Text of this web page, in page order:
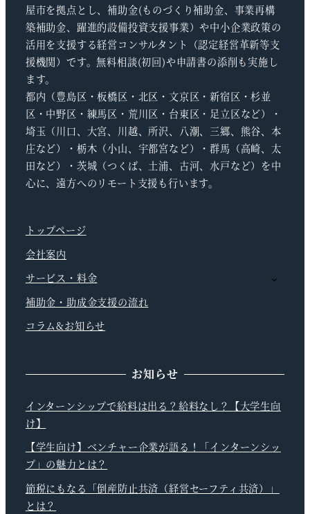
屋市を拠点とし、補助金(ものづくり補助金、事業再構
築補助金、躍進的設備投資支援事業）や中小企業政策の
活用を支援する経営コンサルタント（認定経営革新等支
援機関）です。無料相談(初回)や申請書の添削も実施し
ます。
都内（豊島区・板橋区・北区・文京区・新宿区・杉並
区・中野区・練馬区・荒川区・台東区・足立区など）・
埼玉（川口、大宮、川越、所沢、八潮、三郷、熊谷、本
庄など）・栃木（小山、宇都宮など）・群馬（高崎、太
田など）・茨城（つくば、土浦、古河、水戸など）を中
心に、遠方へのリモート支援も行います。
トップページ
会社案内
サービス・料金
補助金・助成金支援の流れ
コラム&お知らせ
お知らせ
インターンシップで給料は出る？給料なし？【大学生向
け】
【学生向け】ベンチャー企業が語る！「インターンシッ
プ」の魅力とは？
節税にもなる「倒産防止共済（経営セーフティ共済）」
とは？